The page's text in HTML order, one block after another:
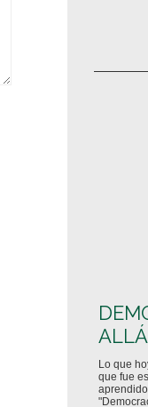
Lo que
que fue